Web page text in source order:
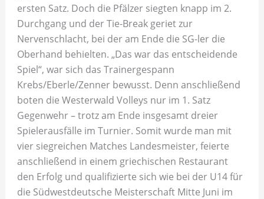
ersten Satz. Doch die Pfälzer siegten knapp im 2.
Durchgang und der Tie-Break geriet zur
Nervenschlacht, bei der am Ende die SG-ler die
Oberhand behielten. „Das war das entscheidende
Spiel“, war sich das Trainergespann
Krebs/Eberle/Zenner bewusst. Denn anschließend
boten die Westerwald Volleys nur im 1. Satz
Gegenwehr – trotz am Ende insgesamt dreier
Spielerausfälle im Turnier. Somit wurde man mit
vier siegreichen Matches Landesmeister, feierte
anschließend in einem griechischen Restaurant
den Erfolg und qualifizierte sich wie bei der U14 für
die Südwestdeutsche Meisterschaft Mitte Juni im